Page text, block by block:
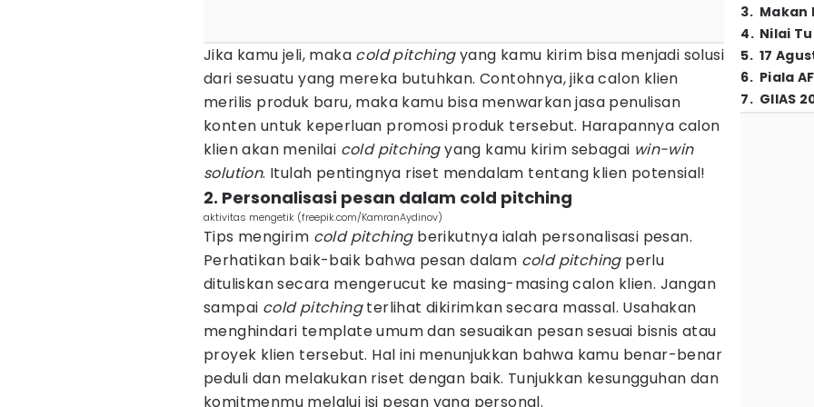
Jika kamu jeli, maka cold pitchingyang kamu kirim bisa menjadi solusi
dari sesuatu yang mereka butuhkan. Contohnya, jika calon klien
merilis produk baru, maka kamu bisa menwarkan jasa penulisan
konten untuk keperluan promosi produk tersebut. Harapannya calon
klien akan menilai cold pitchingyang kamu kirim sebagai win-win
solution. Itulah pentingnya riset mendalam tentang klien potensial!
2. Personalisasi pesan dalam cold pitching
aktivitas mengetik (freepik.com/KamranAydinov)
Tips mengirim cold pitchingberikutnya ialah personalisasi pesan.
Perhatikan baik-baik bahwa pesan dalam cold pitchingperlu
dituliskan secara mengerucut ke masing-masing calon klien. Jangan
sampai cold pitchingterlihat dikirimkan secara massal. Usahakan
menghindari template umum dan sesuaikan pesan sesuai bisnis atau
proyek klien tersebut. Hal ini menunjukkan bahwa kamu benar-benar
peduli dan melakukan riset dengan baik. Tunjukkan kesungguhan dan
komitmenmu melalui isi pesan yang personal.
3. Makan
4. Nilai
5. 17
6. Piala
7. GIIAS